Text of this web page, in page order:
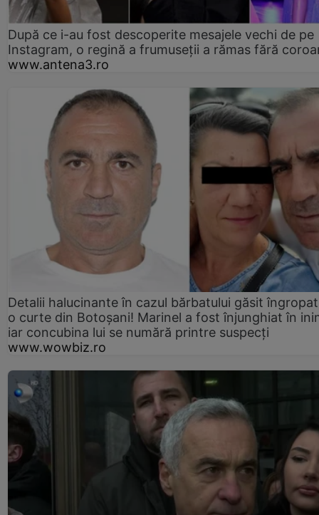
După ce i-au fost descoperite mesajele vechi de pe
Instagram, o regină a frumuseții a rămas fără
www.antena3.ro
Detalii halucinante în cazul bărbatului găsit
o curte din Botoșani! Marinel a fost înjunghiat în
iar concubina lui se numără printre suspecți
www.wowbiz.ro